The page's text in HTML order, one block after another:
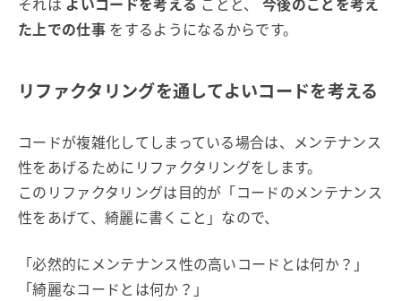
た上での仕事をするようになるからです。
リファクタリングを通してよいコードを考える
コードが複雑化してしまっている場合は、メンテナンス
性をあげるためにリファクタリングをします。
このリファクタリングは目的が「コードのメンテナンス
性をあげて、綺麗に書くこと」なので、
「必然的にメンテナンス性の高いコードとは何か？」
「綺麗なコードとは何か？」